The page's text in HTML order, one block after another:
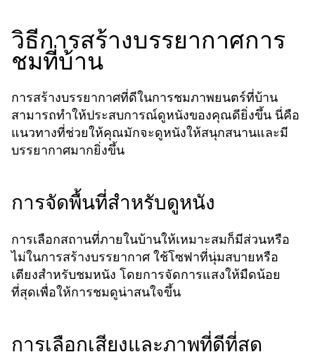
วิธีการสร้างบรรยากาศการ
ชมที่บ้าน
การสร้างบรรยากาศที่ดีในการชมภาพยนตร์ที่บ้าน
สามารถทำให้ประสบการณ์ดูหนังของคุณดียิ่งขึ้น นี่คือ
แนวทางที่ช่วยให้คุณมักจะดูหนังให้สนุกสนานและมี
บรรยากาศมากยิ่งขึ้น
การจัดพื้นที่สำหรับดูหนัง
การเลือกสถานที่ภายในบ้านให้เหมาะสมก็มีส่วนหรือ
ไม่ในการสร้างบรรยากาศ ใช้โซฟาที่นุ่มสบายหรือ
เตียงสำหรับชมหนัง โดยการจัดการแสงให้มืดน้อย
ที่สุดเพื่อให้การชมดูน่าสนใจขึ้น
การเลือกเสียงและภาพที่ดีที่สุด